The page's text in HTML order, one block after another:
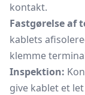
kontakt.
Fastgørelse af
kablets
klemme
Inspektion:
give kablet et